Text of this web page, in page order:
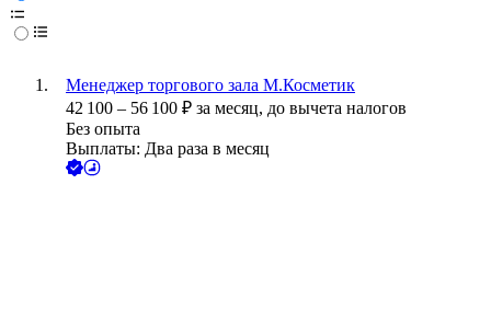
Менеджер торгового зала М.Косметик
42 100 – 56 100 ₽ за месяц, до вычета налогов
Без опыта
Выплаты: Два раза в месяц